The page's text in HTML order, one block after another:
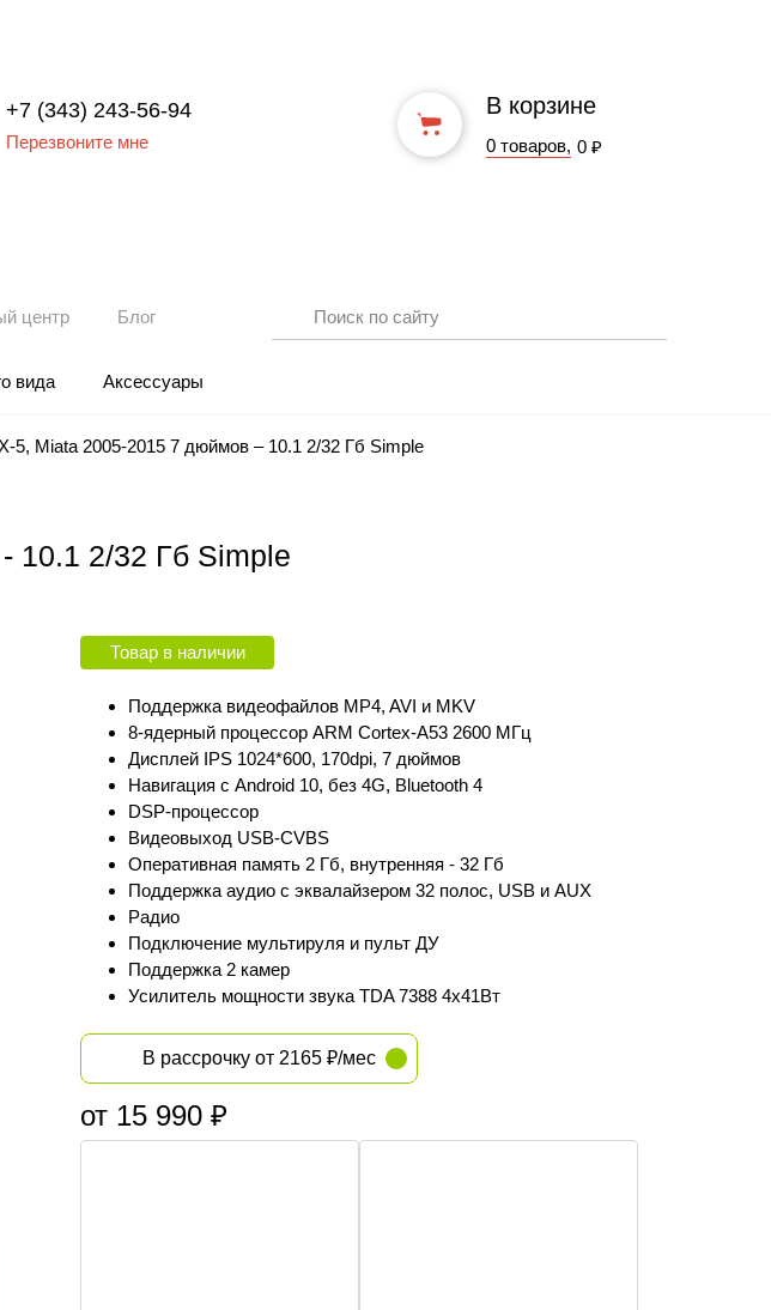
+7 (343) 243-56-94
Перезвоните мне
В корзине
0 товаров, 0 ₽
центр Блог
вида Аксессуары
5, Miata 2005-2015 7 дюймов – 10.1 2/32 Гб Simple
10.1 2/32 Гб Simple
Товар в наличии
Поддержка видеофайлов MP4, AVI и MKV
8-ядерный процессор ARM Cortex‑A53 2600 МГц
Дисплей IPS 1024*600, 170dpi, 7 дюймов
Навигация с Android 10, без 4G, Bluetooth 4
DSP-процессор
Видеовыход USB-CVBS
Оперативная память 2 Гб, внутренняя - 32 Гб
Поддержка аудио с эквалайзером 32 полос, USB и AUX
Радио
Подключение мультируля и пульт ДУ
Поддержка 2 камер
Усилитель мощности звука TDA 7388 4х41Вт
В рассрочку от 2165 ₽/мес
от 15 990 ₽